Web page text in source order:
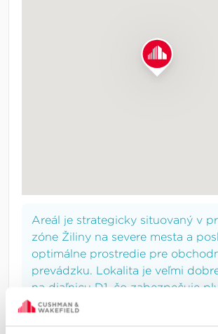
Areál je strategicky situovaný v
zóne Žiliny na severe mesta a
optimálne prostredie pre
prevádzku. Lokalita je veľmi
na diaľnicu D1, čo zabezpečuje
dopravu a efektívne logistické
centra mesta sa dá jednoducho